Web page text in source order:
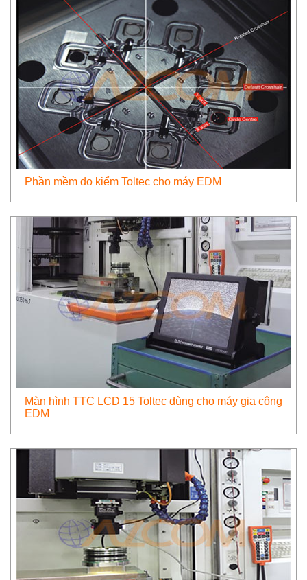
Phần mềm đo kiểm Toltec cho máy EDM
Màn hình TTC LCD 15 Toltec dùng cho máy gia công
EDM